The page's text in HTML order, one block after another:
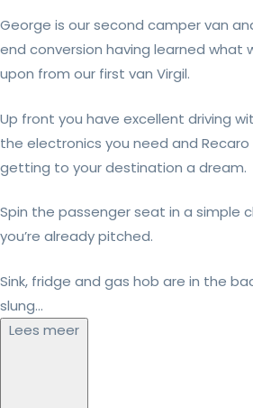
George is our second camper van
end conversion having learned what
upon from our first van Virgil.
Up front you have excellent driving
the electronics you need and
getting to your destination a dream.
Spin the passenger seat in a simple
you’re already pitched.
Sink, fridge and gas hob are in the
slung...
Lees meer